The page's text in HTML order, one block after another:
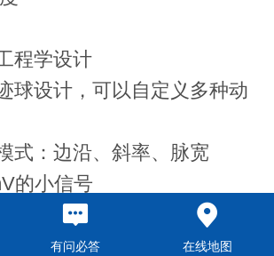
程学设计
球设计，可以自定义多种动
式：边沿、斜率、脉宽
的小信号
的USB隔离功能，保证测量
有问必答 在线地图